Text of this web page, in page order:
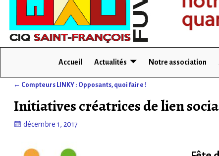
Accueil Actualités Notre association
← Compteurs LINKY : Opposants, quoi faire !
Initiatives créatrices de lien
décembre 1, 2017